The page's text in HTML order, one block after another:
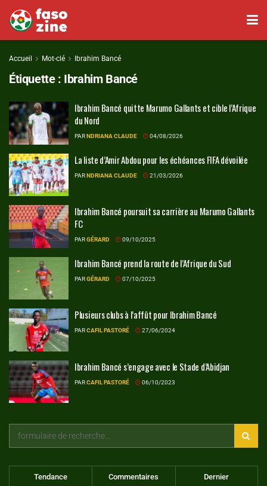
Accueil Mot-clé Ibrahim Bancé
Étiquette : Ibrahim Bancé
Ibrahim Bancé quitte Marumo Gallants et cible l’Afrique
du Nord
PARNDRIANA CLAUDE 04/08/2026
La liste d’Amir Abdou pour les échéances FIFA dévoilée
PARNDRIANA CLAUDE 21/03/2026
Ibrahim Bancé poursuit sa carrière au Marumo Gallants
FC
PARGÉRARD 09/10/2025
Ibrahim Bancé prend la route de l’Afrique du Sud
PARGÉRARD 07/10/2025
Plusieurs clubs à l’affût pour Ibrahim Bancé
PARCAFIL PASTORÉ 27/06/2024
Ibrahim Bancé s’engage avec le Stade d’Abidjan
PARCAFIL PASTORÉ 06/10/2023
Tendance Commentaires Dernier